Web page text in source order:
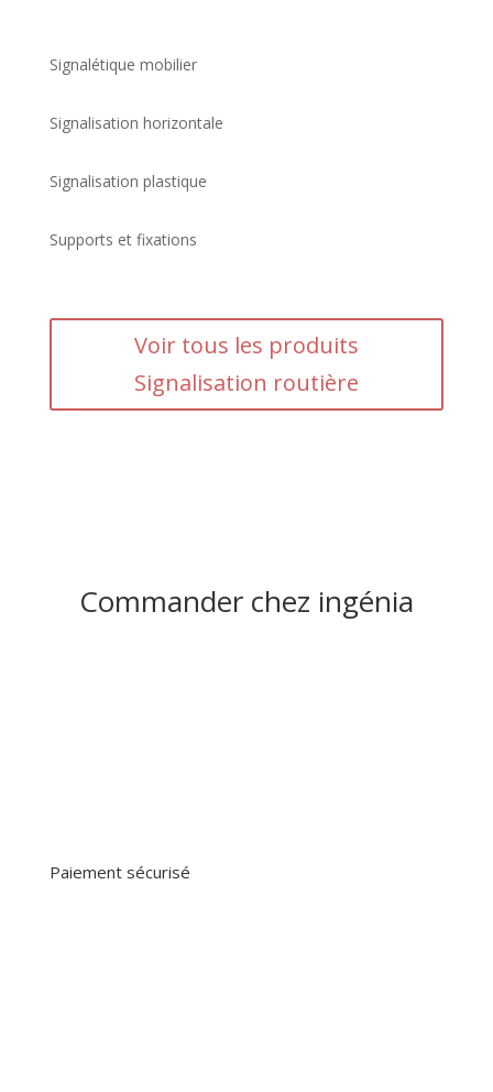
Signalétique mobilier
Signalisation horizontale
Signalisation plastique
Supports et fixations
Voir tous les produits
Signalisation routière
Commander chez ingénia
Paiement sécurisé